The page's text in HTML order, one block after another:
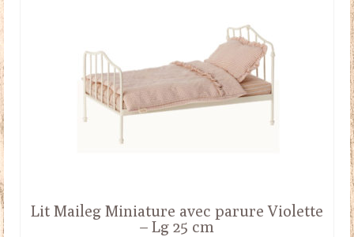
Lit Maileg Miniature avec parure Violette
– Lg 25 cm